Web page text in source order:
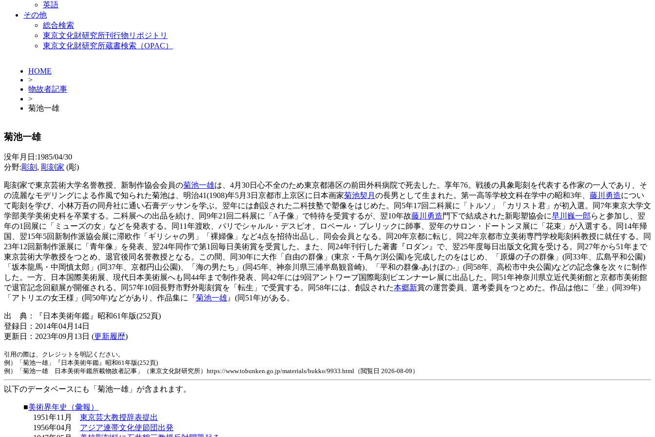
英語
その他
総合検索
東京文化財研究所刊行物リポジトリ
東京文化財研究所蔵書検索（OPAC）
HOME
>
物故者記事
>
菊池一雄
菊池一雄
没年月日:1985/04/30
分野:彫刻 , 彫刻家 (彫)
彫刻家で東京芸術大学名誉教授、新制作協会会員の菊池一雄は、4月30日心不全のため東京都港区の前田外科病院で死去した。享年76。戦後の具象彫刻を代表する作家の一人であり、そ
の流麗なモデリングによる作風で知られた菊池は、明治41(1908)年5月3日京都市上京区に日本画家菊池契月 の長男として生まれた。第一高等学校文科在学中の昭和3年、 藤川勇造につい
て彫刻を学び、小林万吾の同舟社に通い石膏デッサンを学ぶ。翌年には創設された二科技塾で塑像をはじめた。同5年17回二科展に「トルソ」「カリスト君」が初入選。同7年東京大学文
学部美学美術史科を卒業する。二科展への出品を続け、同9年21回二科展に「A子像」で特待を受賞するが、翌10年故藤川勇造門下で結成された新彫塑協会に早川巍一郎らと参加し、翌
年の1回展に「ミューズの女」などを発表する。同11年渡欧、パリでシャルル・デスピオ、ロベール・ブレリックに師事、翌年のサロン・ドートンヌ展に「花束」が入選する。同14年帰
国、翌15年5回新制作派協会展に滞欧作「ギリシャの男」「裸婦像」など4点を招待出品し、同会会員となる。同20年京都に転じ、同22年京都市立美術専門学校彫刻科教授に就任する。同
23年12回新制作派展に「青年像」を発表、翌24年同作で第1回毎日美術賞を受賞した。また、同24年刊行した著書『ロダン』で、翌25年度毎日出版文化賞を受ける。同27年から51年まで
東京芸術大学教授をつとめ、退官後同名誉教授となる。この間、同30年に大作「自由の群像」(東京・千鳥ケ渕公園)を完成したのをはじめ、「原爆の子の群像」(同33年、広島平和公園)
「坂本龍馬・中岡慎太郎」(同37年、京都円山公園)、「海の男たち」(同45年、神奈川県三浦半島観音崎)、「平和の群像-あけぼの-」(同58年、高松市中央公園)などの記念像を次々に制作
した。一方、日本国際美術展、現代日本美術展へも同44年まで制作発表、同42年には9回アントワープ国際彫刻ビエンナーレ展に出品した。同51年神奈川県立近代美術館と京都市美術館
で退官記念回顧展が開催される。同57年10回長野市野外彫刻賞を「転生」で受賞する。同58年には、創設された本郷新賞の運営委員、選考委員をつとめた。作品は他に「坐」(同39年)
「アトリエの女王様」(同50年)などがあり、作品集に『菊池一雄 』(同51年)がある。
出 典：『日本美術年鑑』昭和61年版(252頁)
登録日：2014年04月14日
更新日：2023年09月13日 (更新履歴)
引用の際は、クレジットを明記ください。
例）「菊池一雄」『日本美術年鑑』昭和61年版(252頁)
例）「菊池一雄 日本美術年鑑所載物故者記事」（東京文化財研究所）https://www.tobunken.go.jp/materials/bukko/9933.html（閲覧日 2026-08-09）
以下のデータベースにも「菊池一雄」が含まれます。
■美術界年史（彙報）
1951年11月 東京芸大教授辞表提出
1956年04月 アジア連帯文化使節団出発